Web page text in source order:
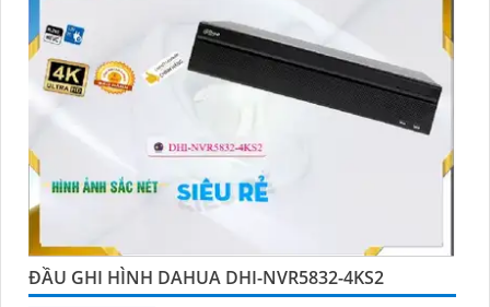
ĐẦU GHI HÌNH DAHUA DHI-NVR5832-4KS2